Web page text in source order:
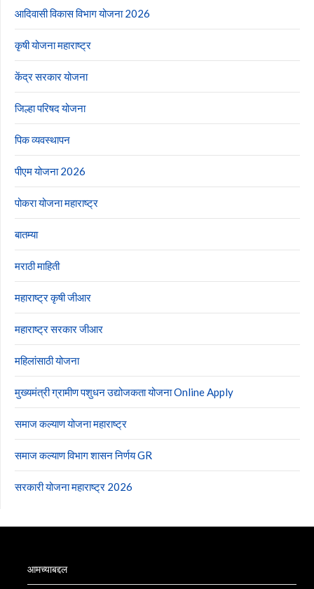
आदिवासी विकास विभाग योजना 2026
कृषी योजना महाराष्ट्र
केंद्र सरकार योजना
जिल्हा परिषद योजना
पिक व्यवस्थापन
पीएम योजना 2026
पोकरा योजना महाराष्ट्र
बातम्या
मराठी माहिती
महाराष्ट्र कृषी जीआर
महाराष्ट्र सरकार जीआर
महिलांसाठी योजना
मुख्यमंत्री ग्रामीण पशुधन उद्योजकता योजना Online Apply
समाज कल्याण योजना महाराष्ट्र
समाज कल्याण विभाग शासन निर्णय GR
सरकारी योजना महाराष्ट्र 2026
आमच्याबद्दल